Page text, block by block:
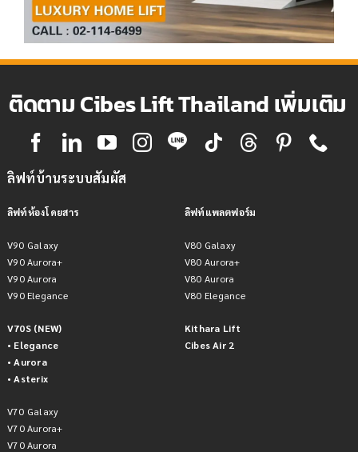
ติดตาม Cibes Lift Thailand เพิ่มเติม
ลิฟท์บ้านระบบสัมผัส
ลิฟท์ห้องโดยสาร
V90 Galaxy
V90 Aurora+
V90 Aurora
V90 Elegance
V70S (NEW)
• Elegance
• Aurora
• Asterix
V70 Galaxy
V70 Aurora+
V70 Aurora
ลิฟท์แพลตฟอร์ม
V80 Galaxy
V80 Aurora+
V80 Aurora
V80 Elegance
Kithara Lift
Cibes Air 2